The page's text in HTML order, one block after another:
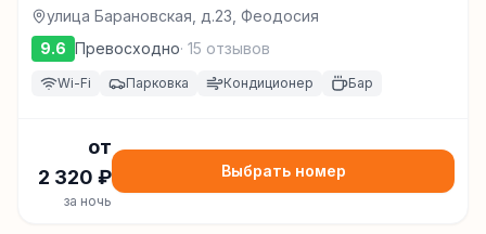
улица Барановская, д.23, Феодосия
9.6 Превосходно· 15 отзывов
Wi-Fi Парковка Кондиционер Бар
от
2 320 ₽
за ночь
Выбрать номер